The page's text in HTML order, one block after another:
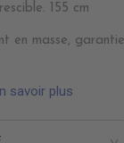
155 cm
en masse,
savoir plus